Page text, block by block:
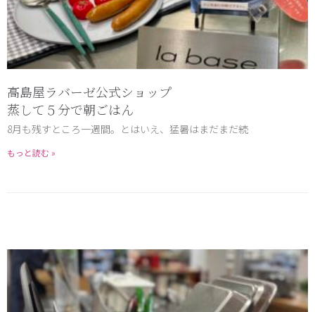
高島屋ラバーゼ公式ショップ
蒸して５分で朝ごはん
8月も残すところ一週間。とはいえ、猛暑はまだまだ続
もっと読む »